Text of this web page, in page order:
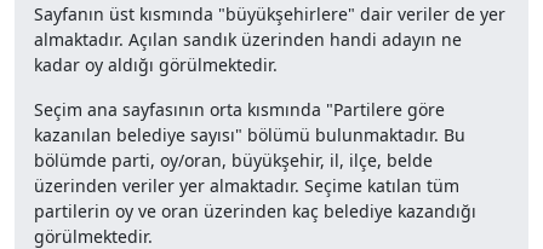
Sayfanın üst kısmında "büyükşehirlere" dair veriler de yer
almaktadır. Açılan sandık üzerinden handi adayın ne
kadar oy aldığı görülmektedir.
Seçim ana sayfasının orta kısmında "Partilere göre
kazanılan belediye sayısı" bölümü bulunmaktadır. Bu
bölümde parti, oy/oran, büyükşehir, il, ilçe, belde
üzerinden veriler yer almaktadır. Seçime katılan tüm
partilerin oy ve oran üzerinden kaç belediye kazandığı
görülmektedir.